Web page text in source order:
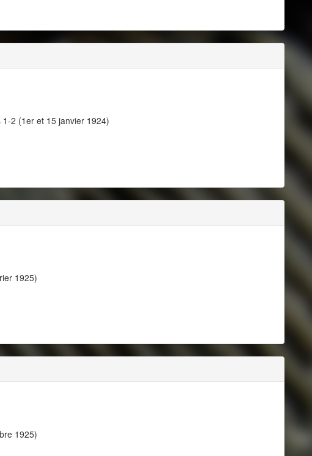
2 (1er et 15 janvier 1924)
1925)
1925)